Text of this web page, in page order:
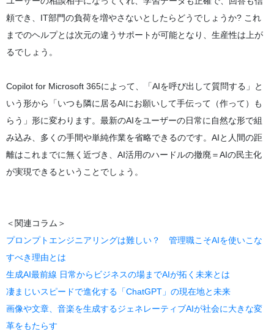
頼でき、IT部門の負荷を増やさないとしたらどうでしょうか? これ
までのヘルプとは次元の違うサポートが可能となり、生産性は上が
るでしょう。
Copilot for Microsoft 365によって、「AIを呼び出して質問する」と
いう形から「いつも隣に居るAIにお願いして手伝って（作って）も
らう」形に変わります。最新のAIをユーザーの日常に自然な形で組
み込み、多くの手間や単純作業を省略できるのです。AIと人間の距
離はこれまでに無く近づき、AI活用のハードルの撤廃＝AIの民主化
が実現できるということでしょう。
＜関連コラム＞
プロンプトエンジニアリングは難しい？ 管理職こそAIを使いこな
すべき理由とは
生成AI最前線 日常からビジネスの場までAIが拓く未来とは
凄まじいスピードで進化する「ChatGPT」の現在地と未来
画像や文章、音楽を生成するジェネレーティブAIが社会に大きな変
革をもたらす